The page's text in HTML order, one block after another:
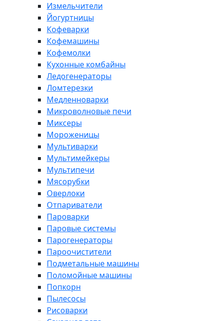
Измельчители
Йогуртницы
Кофеварки
Кофемашины
Кофемолки
Кухонные комбайны
Ледогенераторы
Ломтерезки
Медленноварки
Микроволновые печи
Миксеры
Мороженицы
Мультиварки
Мультимейкеры
Мультипечи
Мясорубки
Оверлоки
Отпариватели
Пароварки
Паровые системы
Парогенераторы
Пароочистители
Подметальные машины
Поломойные машины
Попкорн
Пылесосы
Рисоварки